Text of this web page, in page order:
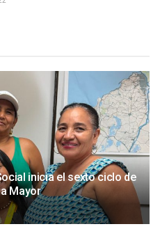
inicia el sexto ciclo de
Mayor